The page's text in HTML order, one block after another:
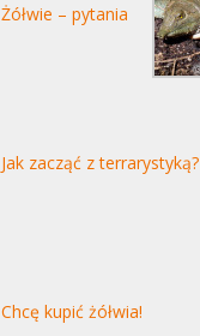
Żółwie – pytania
Jak zacząć z terrarystyką?
Chcę kupić żółwia!